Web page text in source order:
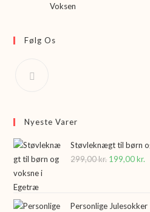
Voksen
Følg Os
Nyeste Varer
Støvleknægt til børn
299,00kr. Den
var:
199,00kr.
er:
Personlige Julesokker